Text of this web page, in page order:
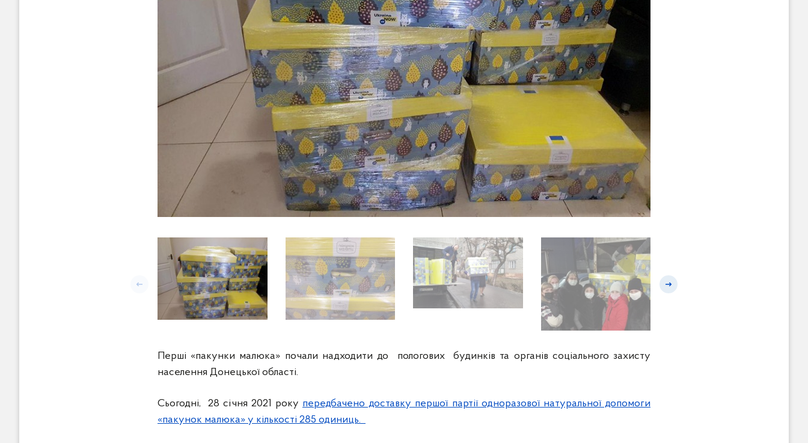
Попередній слайд Наступний слайд
Перші «пакунки малюка» почали надходити до пологових будинків та органів соціального захисту
населення Донецької області.
Сьогодні, 28 січня 2021 року передбачено доставку першої партії одноразової натуральної допомоги
«пакунок малюка» у кількості 285 одиниць.